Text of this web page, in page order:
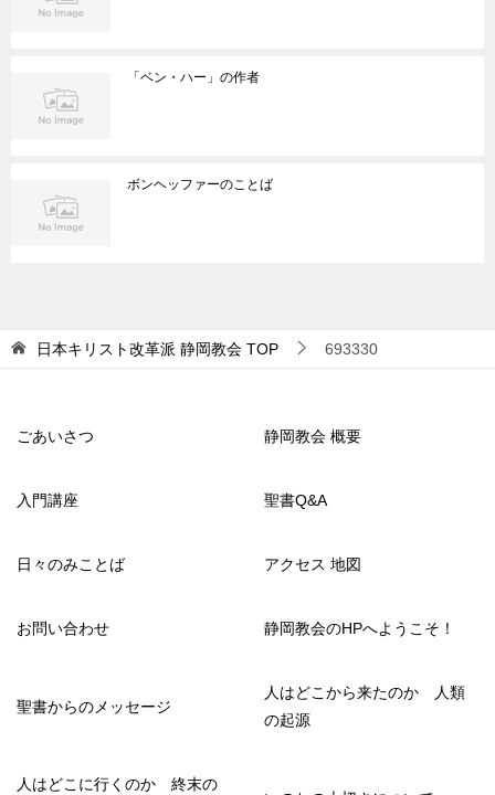
「ベン・ハー」の作者
ボンヘッファーのことば
日本キリスト改革派 静岡教会 TOP 693330
ごあいさつ 静岡教会 概要
入門講座 聖書Q&A
日々のみことば アクセス 地図
お問い合わせ 静岡教会のHPへようこそ！
聖書からのメッセージ
人はどこから来たのか 人類
の起源
人はどこに行くのか 終末の